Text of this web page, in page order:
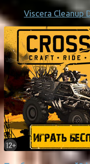
Viscera Cleanup